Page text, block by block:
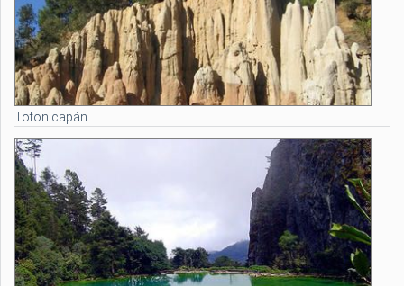
Totonicapán